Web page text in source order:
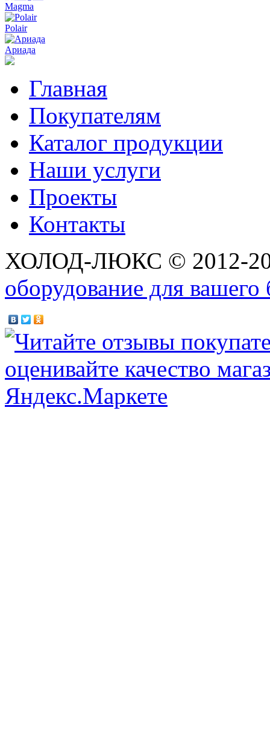
Magma
Polair
Ариада
Главная
Покупателям
Каталог продукции
Наши услуги
Проекты
Контакты
ХОЛОД-ЛЮКС © 2012-
оборудование для вашего